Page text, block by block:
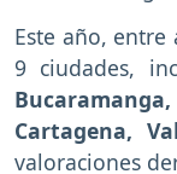
Este año,
9 ciudades,
Cartagena,
valoraciones